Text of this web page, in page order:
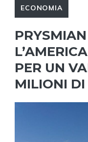
ECONOMIA
PER UN
MILIONI